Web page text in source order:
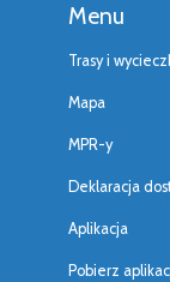
Menu
Trasy i
Mapa
MPR-y
Deklaracja
Aplikacja
Pobierz